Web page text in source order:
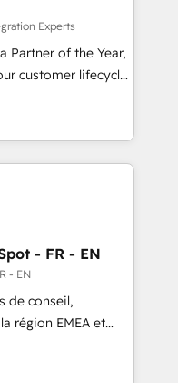
Experts
Partner of the Year,
customer lifecycle
ecosystem
(AI &
(Paid Media),
three brands. 🔄
by Globalia’s
Success Media. -
and custom agents
- FR - EN
- EN
de conseil,
région EMEA et
experts en
CRM et